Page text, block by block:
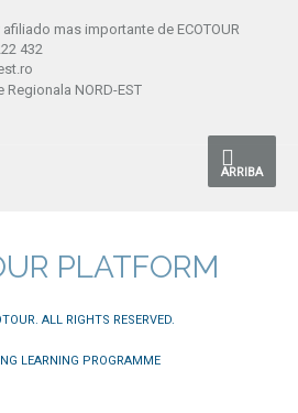
mas importante de ECOTOUR
432
ARRIBA
ALL RIGHTS RESERVED.